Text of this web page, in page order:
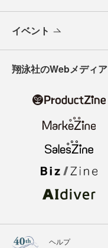
イベント
翔泳社のWebメディア
ヘルプ